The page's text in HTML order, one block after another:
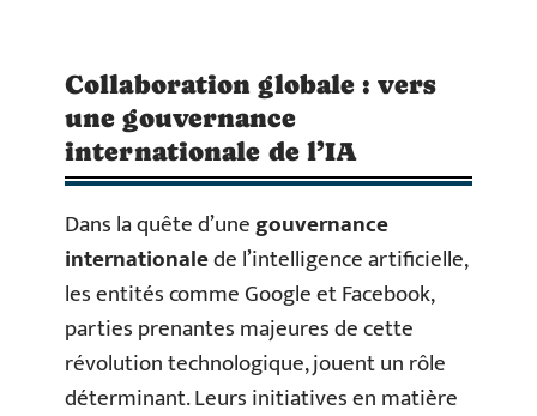
Collaboration globale : vers
une gouvernance
internationale de l’IA
Dans la quête d’unegouvernance
internationalede l’intelligence artificielle,
les entités comme Google et Facebook,
parties prenantes majeures de cette
révolution technologique, jouent un rôle
déterminant. Leurs initiatives en matière